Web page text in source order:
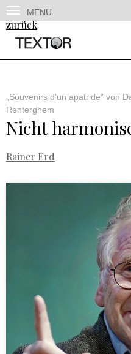
MENU
zurück
„Souvenirs d’un apatride” von
Renterghem
Nicht
Rainer Erd